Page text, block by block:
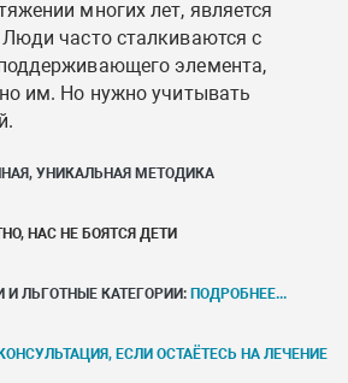
многих лет, является
часто сталкиваются с
элемента,
им. Но нужно учитывать
УНИКАЛЬНАЯ МЕТОДИКА
НАС НЕ БОЯТСЯ ДЕТИ
И ЛЬГОТНЫЕ КАТЕГОРИИ: ПОДРОБНЕЕ...
ЕСЛИ ОСТАЁТЕСЬ НА ЛЕЧЕНИЕ